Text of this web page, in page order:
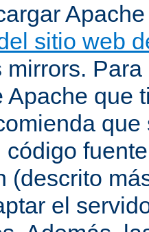
sitio web
mirrors.
Apache que
(descrito
el